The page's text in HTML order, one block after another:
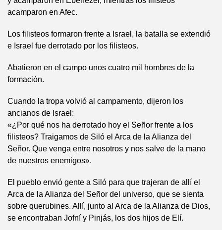
acamparon en Afec.
Los filisteos formaron frente a Israel, la batalla se extendió
e Israel fue derrotado por los filisteos.
Abatieron en el campo unos cuatro mil hombres de la
formación.
Cuando la tropa volvió al campamento, dijeron los
ancianos de Israel:
«¿Por qué nos ha derrotado hoy el Señor frente a los
filisteos? Traigamos de Siló el Arca de la Alianza del
Señor. Que venga entre nosotros y nos salve de la mano
de nuestros enemigos».
El pueblo envió gente a Siló para que trajeran de allí el
Arca de la Alianza del Señor del universo, que se sienta
sobre querubines. Allí, junto al Arca de la Alianza de Dios,
se encontraban Jofní y Pinjás, los dos hijos de Elí.